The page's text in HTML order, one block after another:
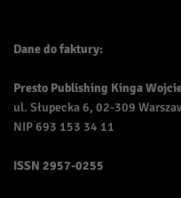
Dane do faktury:
Presto Publishing Kinga
ul. Słupecka 6, 02-309
NIP 693 153 34 11
ISSN 2957-0255